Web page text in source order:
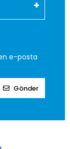
e-posta
Gönder